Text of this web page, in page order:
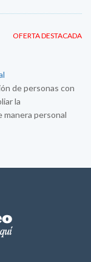
OFERTA DESTACADA
de personas con
la
personal